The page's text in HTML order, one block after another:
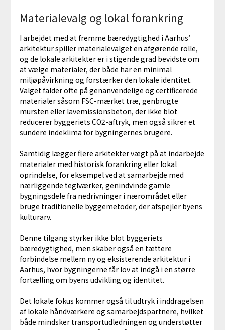
Materialevalg og lokal forankring
I arbejdet med at fremme bæredygtighed i Aarhus’
arkitektur spiller materialevalget en afgørende rolle,
og de lokale arkitekter er i stigende grad bevidste om
at vælge materialer, der både har en minimal
miljøpåvirkning og forstærker den lokale identitet.
Valget falder ofte på genanvendelige og certificerede
materialer såsom FSC-mærket træ, genbrugte
mursten eller lavemissionsbeton, der ikke blot
reducerer byggeriets CO2-aftryk, men også sikrer et
sundere indeklima for bygningernes brugere.
Samtidig lægger flere arkitekter vægt på at indarbejde
materialer med historisk forankring eller lokal
oprindelse, for eksempel ved at samarbejde med
nærliggende teglværker, genindvinde gamle
bygningsdele fra nedrivninger i nærområdet eller
bruge traditionelle byggemetoder, der afspejler byens
kulturarv.
Denne tilgang styrker ikke blot byggeriets
bæredygtighed, men skaber også en tættere
forbindelse mellem ny og eksisterende arkitektur i
Aarhus, hvor bygningerne får lov at indgå i en større
fortælling om byens udvikling og identitet.
Det lokale fokus kommer også til udtryk i inddragelsen
af lokale håndværkere og samarbejdspartnere, hvilket
både mindsker transportudledningen og understøtter